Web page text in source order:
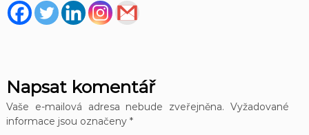
Napsat komentář
Vaše e-mailová adresa nebude zveřejněna. Vyžadované
informace jsou označeny *